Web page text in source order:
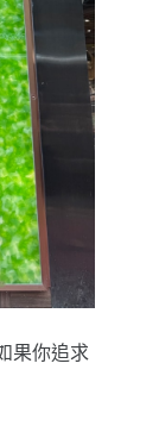
果你追求